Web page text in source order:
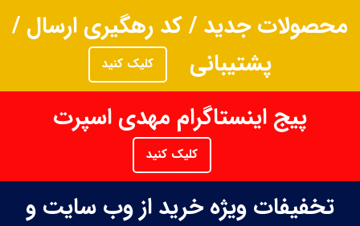
محصولات جدید / کد رهگیری ارسال /
پشتیبانی
کلیک کنید
پیج اینستاگرام مهدی اسپرت
کلیک کنید
تخفیفات ویژه خرید از وب سایت و